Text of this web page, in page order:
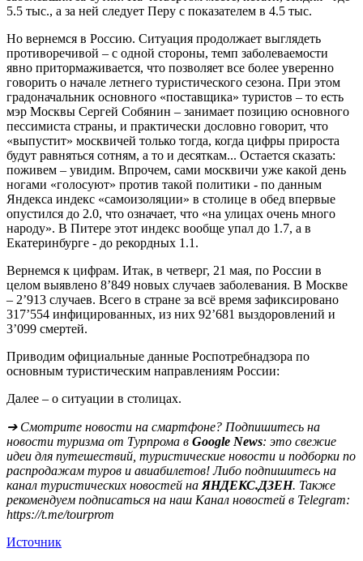
5.5 тыс., а за ней следует Перу с показателем в 4.5 тыс.
Но вернемся в Россию. Ситуация продолжает выглядеть
противоречивой – с одной стороны, темп заболеваемости
явно притормаживается, что позволяет все более уверенно
говорить о начале летнего туристического сезона. При этом
градоначальник основного «поставщика» туристов – то есть
мэр Москвы Сергей Собянин – занимает позицию основного
пессимиста страны, и практически дословно говорит, что
«выпустит» москвичей только тогда, когда цифры прироста
будут равняться сотням, а то и десяткам... Остается сказать:
поживем – увидим. Впрочем, сами москвичи уже какой день
ногами «голосуют» против такой политики - по данным
Яндекса индекс «самоизоляции» в столице в обед впервые
опустился до 2.0, что означает, что «на улицах очень много
народу». В Питере этот индекс вообще упал до 1.7, а в
Екатеринбурге - до рекордных 1.1.
Вернемся к цифрам. Итак, в четверг, 21 мая, по России в
целом выявлено 8’849 новых случаев заболевания. В Москве
– 2’913 случаев. Всего в стране за всё время зафиксировано
317’554 инфицированных, из них 92’681 выздоровлений и
3’099 смертей.
Приводим официальные данные Роспотребнадзора по
основным туристическим направлениям России:
Далее – о ситуации в столицах.
➔ Смотрите новости на смартфоне? Подпишитесь на
новости туризма от Турпрома в Google News: это свежие
идеи для путешествий, туристические новости и подборки по
распродажам туров и авиабилетов! Либо подпишитесь на
канал туристических новостей на ЯНДЕКС.ДЗЕН. Также
рекомендуем подписаться на наш Канал новостей в Telegram:
https://t.me/tourprom
Источник